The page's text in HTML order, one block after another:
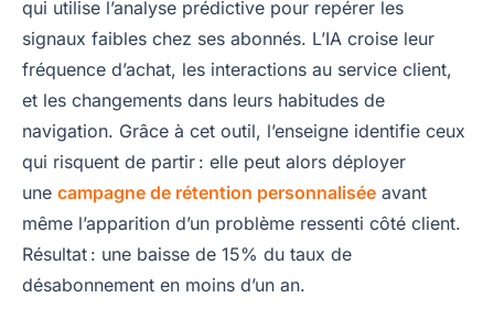
qui utilise l’analyse prédictive pour repérer les
signaux faibles chez ses abonnés. L’IA croise leur
fréquence d’achat, les interactions au service client,
et les changements dans leurs habitudes de
navigation. Grâce à cet outil, l’enseigne identifie ceux
qui risquent de partir : elle peut alors déployer
une campagne de rétention personnalisée avant
même l’apparition d’un problème ressenti côté client.
Résultat : une baisse de 15% du taux de
désabonnement en moins d’un an.